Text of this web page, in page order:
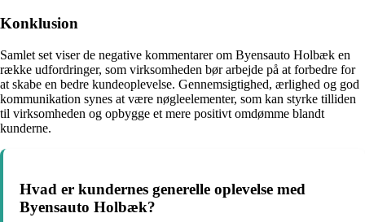
Konklusion
Samlet set viser de negative kommentarer om Byensauto Holbæk en
række udfordringer, som virksomheden bør arbejde på at forbedre for
at skabe en bedre kundeoplevelse. Gennemsigtighed, ærlighed og god
kommunikation synes at være nøgleelementer, som kan styrke tilliden
til virksomheden og opbygge et mere positivt omdømme blandt
kunderne.
Hvad er kundernes generelle oplevelse med
Byensauto Holbæk?